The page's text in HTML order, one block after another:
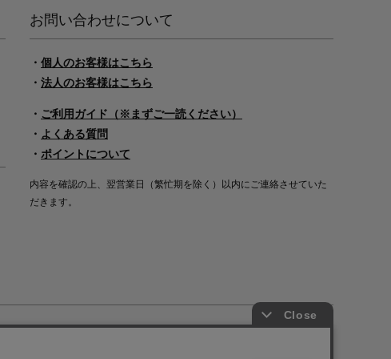
お問い合わせについて
・ 個人のお客様はこちら
・ 法人のお客様はこちら
・ ご利用ガイド（※まずご一読ください）
・ よくある質問
・ ポイントについて
内容を確認の上、翌営業日（繁忙期を除く）以内にご連絡させていた
だきます。